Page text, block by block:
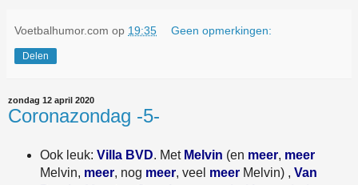
Voetbalhumor.com op 19:35 Geen opmerkingen:
Delen
zondag 12 april 2020
Coronazondag -5-
Ook leuk: Villa BVD. Met Melvin (en meer, meer
Melvin, meer, nog meer, veel meerMelvin) , Van